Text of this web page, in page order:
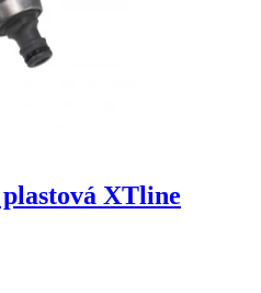
XTline